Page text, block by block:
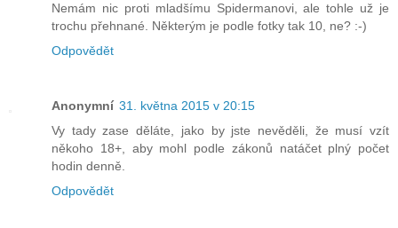
Nemám nic proti mladšímu Spidermanovi, ale tohle už je
trochu přehnané. Některým je podle fotky tak 10, ne? :-)
Odpovědět
Anonymní 31. května 2015 v 20:15
Vy tady zase děláte, jako by jste nevěděli, že musí vzít
někoho 18+, aby mohl podle zákonů natáčet plný počet
hodin denně.
Odpovědět